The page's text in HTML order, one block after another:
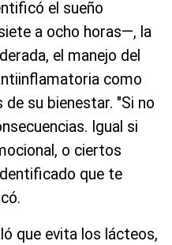
el sueño
a ocho horas—, la
el manejo del
como
su bienestar. "Si no
Igual si
o ciertos
que te
que evita los lácteos,